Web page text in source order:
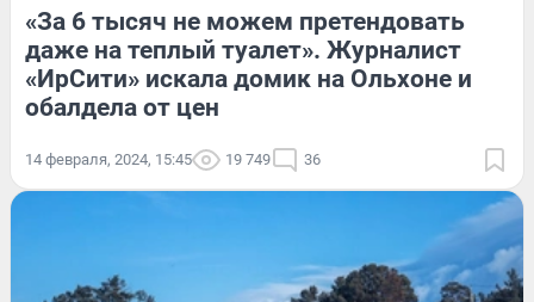
«За 6 тысяч не можем претендовать
даже на теплый туалет». Журналист
«ИрСити» искала домик на Ольхоне и
обалдела от цен
14 февраля, 2024, 15:45 19 749 36